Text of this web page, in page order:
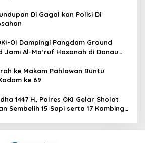
Di Gagal kan Polisi Di
OI Dampingi Pangdam Ground
Jami Al-Ma’ruf Hasanah di Danau
ke Makam Pahlawan Buntu
ke 69
1447 H, Polres OKI Gelar Sholat
Sembelih 15 Sapi serta 17 Kambing